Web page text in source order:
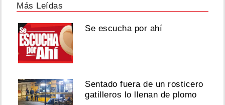
Más Leídas
Se escucha por ahí
Sentado fuera de un rosticero
gatilleros lo llenan de plomo